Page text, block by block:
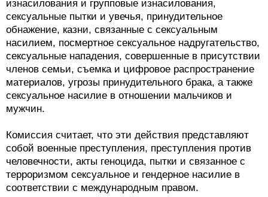
изнасилования и групповые изнасилования,
сексуальные пытки и увечья, принудительное
обнажение, казни, связанные с сексуальным
насилием, посмертное сексуальное надругательство,
сексуальные нападения, совершенные в присутствии
членов семьи, съемка и цифровое распространение
материалов, угрозы принудительного брака, а также
сексуальное насилие в отношении мальчиков и
мужчин.
Комиссия считает, что эти действия представляют
собой военные преступления, преступления против
человечности, акты геноцида, пытки и связанное с
терроризмом сексуальное и гендерное насилие в
соответствии с международным правом.